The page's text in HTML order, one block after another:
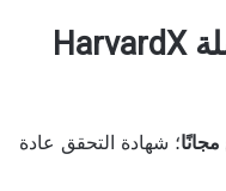
9) TinyML (هارفارد بالتعاون مع Google) – سلسلة HarvardX
؛ شهادة التحقق عادة